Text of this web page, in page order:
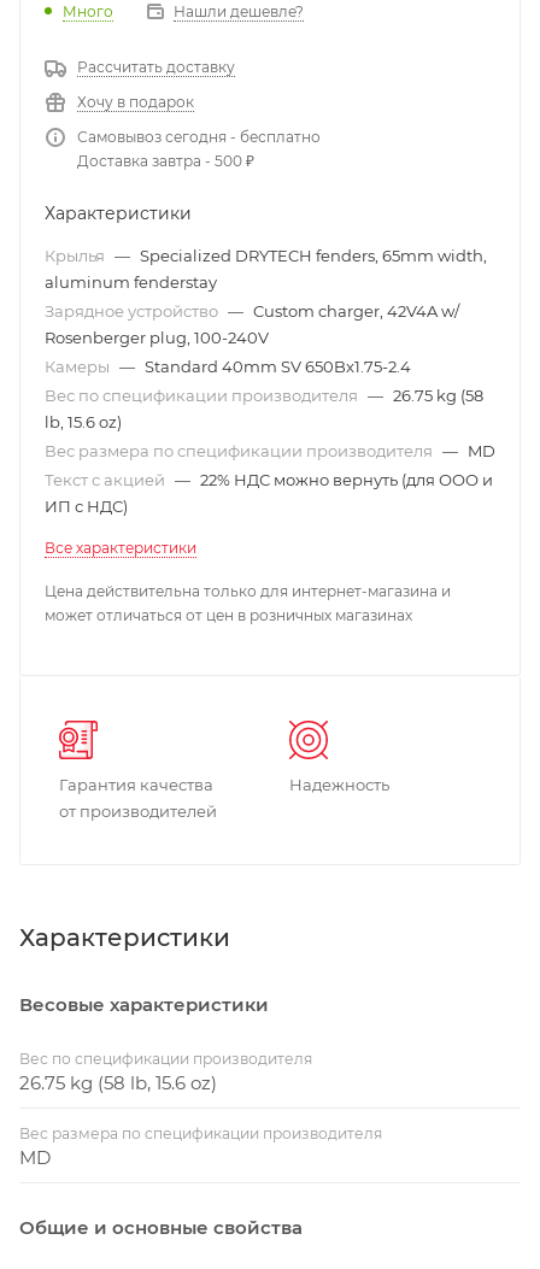
Много Нашли дешевле?
Рассчитать доставку
Хочу в подарок
Самовывоз сегодня - бесплатно
Доставка завтра - 500 ₽
Характеристики
Крылья — Specialized DRYTECH fenders, 65mm width,
aluminum fenderstay
Зарядное устройство — Custom charger, 42V4A w/
Rosenberger plug, 100-240V
Камеры — Standard 40mm SV 650Bx1.75-2.4
Вес по спецификации производителя — 26.75 kg (58
lb, 15.6 oz)
Вес размера по спецификации производителя — MD
Текст с акцией — 22% НДС можно вернуть (для ООО и
ИП с НДС)
Все характеристики
Цена действительна только для интернет-магазина и
может отличаться от цен в розничных магазинах
Гарантия качества
от производителей
Надежность
Характеристики
Весовые характеристики
Вес по спецификации производителя
26.75 kg (58 lb, 15.6 oz)
Вес размера по спецификации производителя
MD
Общие и основные свойства